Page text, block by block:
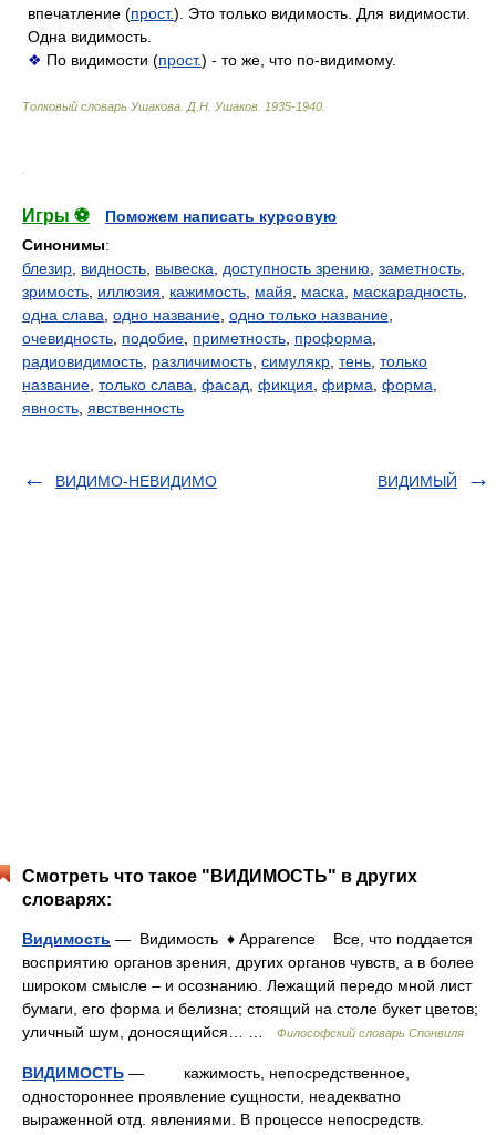
впечатление (прост.). Это только видимость. Для видимости.
Одна видимость.
❖ По видимости (прост.) - то же, что по-видимому.
Толковый словарь Ушакова Д.Н. Ушаков. 1935-1940
Игры ⚽
Поможем написать курсовую
Синонимы:
блезир видность вывеска доступность зрению заметность
зримость иллюзия кажимость майя маска маскарадность
одна слава одно название одно только название
очевидность подобие приметность проформа
радиовидимость различимость симулякр тень только
название только слава фасад фикция фирма форма
явность явственность
ВИДИМО-НЕВИДИМО ВИДИМЫЙ
Смотреть что такое "ВИДИМОСТЬ" в других
словарях:
Видимость — Видимость ♦ Apparence Все, что поддается
восприятию органов зрения, других органов чувств, а в более
широком смысле – и осознанию. Лежащий передо мной лист
бумаги, его форма и белизна; стоящий на столе букет цветов;
уличный шум, доносящийся… …
Философский словарь Спонвиля
ВИДИМОСТЬ — кажимость, непосредственное,
одностороннее проявление сущности, неадекватно
выраженной отд. явлениями. В процессе непосредств.